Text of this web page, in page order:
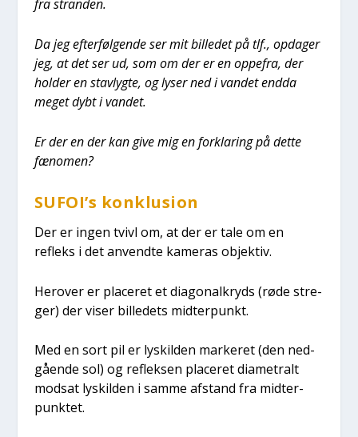
fra stran­den.
Da jeg efter­føl­gen­de ser mit bil­le­det på tlf., opda­ger
jeg, at det ser ud, som om der er en oppe­fra, der
hol­der en stavlyg­te, og lyser ned i van­det end­da
meget dybt i van­det.
Er der en der kan give mig en for­kla­ring på det­te
fæno­men?
SUFOI’s kon­klu­sion
Der er ingen tvivl om, at der er tale om en
refleks i det anvend­te kame­ras objek­tiv.
Her­over er pla­ce­ret et dia­go­nal­kryds (røde stre­
ger) der viser bil­le­dets mid­ter­punkt.
Med en sort pil er lyskil­den mar­ke­ret (den ned­
gå­en­de sol) og reflek­sen pla­ce­ret dia­me­tralt
mod­sat lyskil­den i sam­me afstand fra mid­ter­
punk­tet.